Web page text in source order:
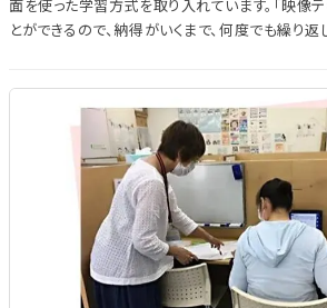
面を使った学習方式を取り入れています。「映像
とができるので、納得がいくまで、何度でも繰り返